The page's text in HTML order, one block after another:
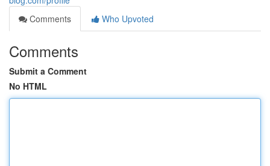
Comments
Who Upvoted
Comments
Submit a Comment
No HTML